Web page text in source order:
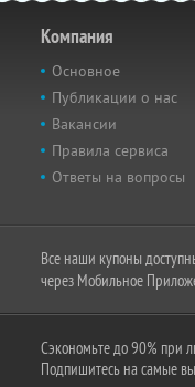
Компания
Основное
Публикации о нас
Вакансии
Правила сервиса
Ответы на вопросы
Все наши купоны
через Мобильное
Сэкономьте до 90% при
Подпишитесь на самые